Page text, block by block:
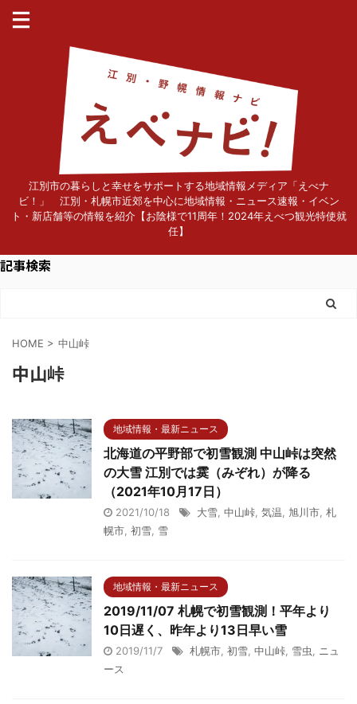
江別市の暮らしと幸せをサポートする地域情報メディア「えべナ
ビ！」 江別・札幌市近郊を中心に地域情報・ニュース速報・イベン
ト・新店舗等の情報を紹介【お陰様で11周年！2024年えべつ観光特使就
任】
記事検索
HOME > 中山峠
中山峠
地域情報・最新ニュース
北海道の平野部で初雪観測 中山峠は突然
の大雪 江別では霙（みぞれ）が降る
（2021年10月17日）
2021/10/18 大雪, 中山峠, 気温, 旭川市, 札
幌市, 初雪, 雪
地域情報・最新ニュース
2019/11/07 札幌で初雪観測！平年より
10日遅く、昨年より13日早い雪
2019/11/7 札幌市, 初雪, 中山峠, 雪虫, ニュ
ース